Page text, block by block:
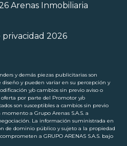
Arenas Inmobiliaria
privacidad 2026
y demás piezas publicitarias son
diseño y pueden variar en su percepción y
y/o cambios sin previo aviso o
por parte del Promotor y/o
son susceptibles a cambios sin previo
a Grupo Arenas S.A.S. a
La información suministrada en
de dominio público y sujeto a la propiedad
a GRUPO ARENAS S.A.S. bajo